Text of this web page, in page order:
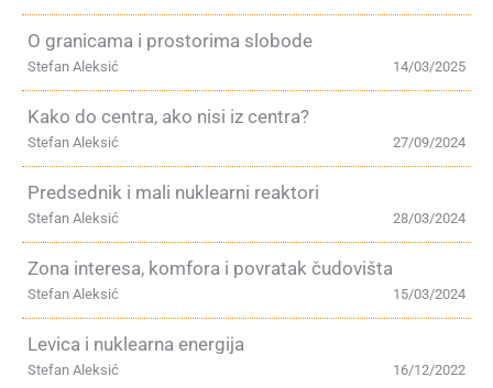
O granicama i prostorima slobode
14/03/2025
Stefan Aleksić
Kako do centra, ako nisi iz centra?
27/09/2024
Stefan Aleksić
Predsednik i mali nuklearni reaktori
28/03/2024
Stefan Aleksić
Zona interesa, komfora i povratak čudovišta
15/03/2024
Stefan Aleksić
Levica i nuklearna energija
16/12/2022
Stefan Aleksić